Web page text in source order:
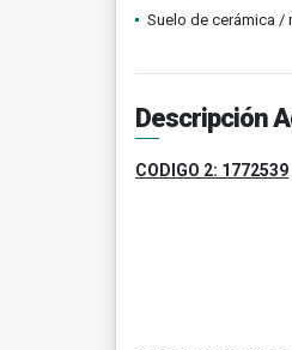
Suelo de cerámica /
Descripción
CODIGO 2: 1772539